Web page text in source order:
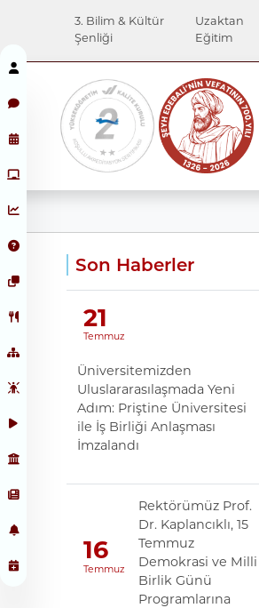
3. Bilim & Kültür
Şenliği
Uzaktan
Eğitim
Son Haberler
21
Temmuz
Üniversitemizden
Uluslararasılaşmada Yeni
Adım: Priştine Üniversitesi
ile İş Birliği Anlaşması
İmzalandı
16
Temmuz
Rektörümüz Prof.
Dr. Kaplancıklı, 15
Temmuz
Demokrasi ve Milli
Birlik Günü
Programlarına